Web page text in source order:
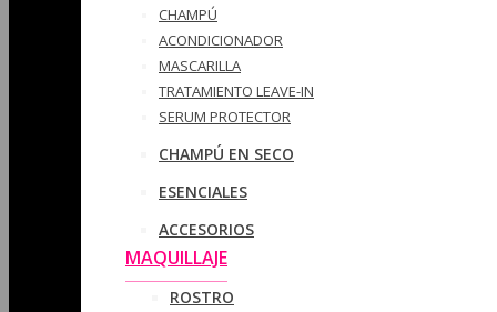
CHAMPÚ
ACONDICIONADOR
MASCARILLA
TRATAMIENTO LEAVE-IN
SERUM PROTECTOR
CHAMPÚ EN SECO
ESENCIALES
ACCESORIOS
MAQUILLAJE
ROSTRO